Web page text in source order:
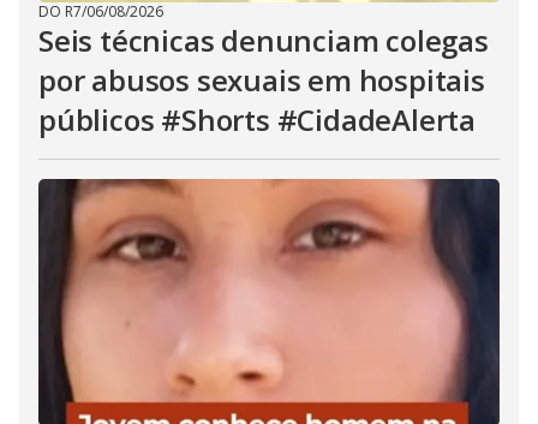
DO R7/06/08/2026
Seis técnicas denunciam colegas
por abusos sexuais em hospitais
públicos #Shorts #CidadeAlerta